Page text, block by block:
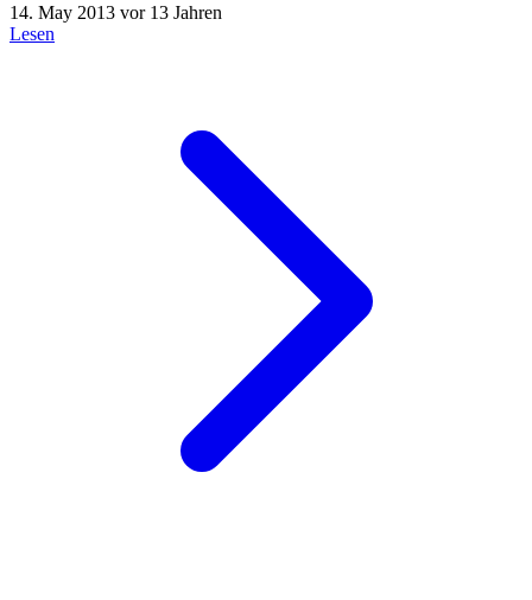
14. May 2013 vor 13 Jahren
Lesen